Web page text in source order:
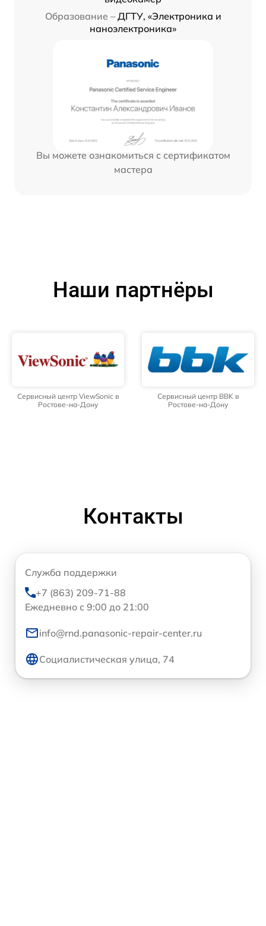
Образование – ДГТУ, «Электроника и
наноэлектроника»
Вы можете ознакомиться с сертификатом
мастера
Наши партнёры
Сервисный центр ViewSonic в
Ростове-на-Дону
Сервисный центр BBK в
Ростове-на-Дону
Контакты
Служба поддержки
+7 (863) 209-71-88
Ежедневно с 9:00 до 21:00
info@rnd.panasonic-repair-center.ru
Социалистическая улица, 74